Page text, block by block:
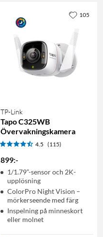
TP-Link
Tapo C325WB
Övervakningskamera
4.5 (115)
899:-
1/1.79”-sensor och 2K-
upplösning
ColorPro Night Vision –
mörkerseende med färg
Inspelning på minneskort
eller molnet
105